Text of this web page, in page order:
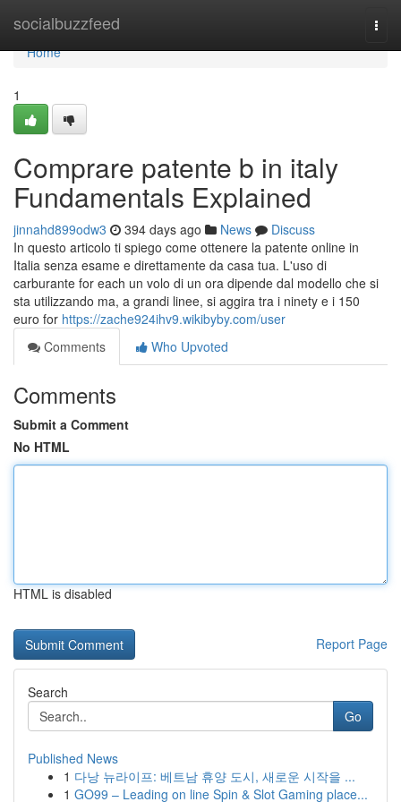
socialbuzzfeed
Home
Home
1
Comprare patente b in italy
Fundamentals Explained
jinnahd899odw3 394 days ago News
Discuss
In questo articolo ti spiego come ottenere la patente online in
Italia senza esame e direttamente da casa tua. L'uso di
carburante for each un volo di un ora dipende dal modello che si
sta utilizzando ma, a grandi linee, si aggira tra i ninety e i 150
euro for https://zache924ihv9.wikibyby.com/user
Comments
Who Upvoted
Comments
Submit a Comment
No HTML
HTML is disabled
Report Page
Search
Go
Published News
1 다낭 뉴라이프: 베트남 휴양 도시, 새로운 시작을 ...
1 GO99 – Leading on line Spin & Slot Gaming place...